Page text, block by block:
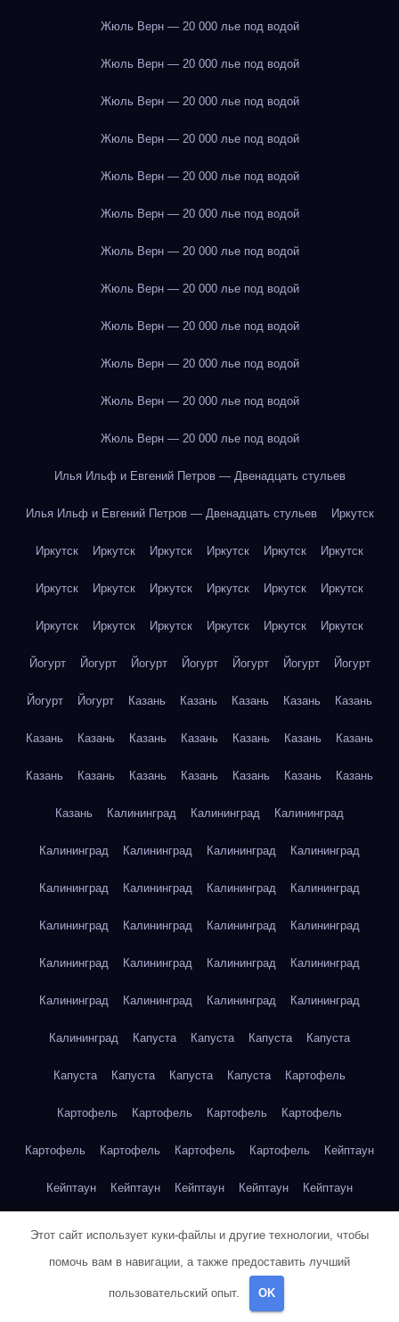
Жюль Верн — 20 000 лье под водой
Жюль Верн — 20 000 лье под водой
Жюль Верн — 20 000 лье под водой
Жюль Верн — 20 000 лье под водой
Жюль Верн — 20 000 лье под водой
Жюль Верн — 20 000 лье под водой
Жюль Верн — 20 000 лье под водой
Жюль Верн — 20 000 лье под водой
Жюль Верн — 20 000 лье под водой
Жюль Верн — 20 000 лье под водой
Жюль Верн — 20 000 лье под водой
Жюль Верн — 20 000 лье под водой
Илья Ильф и Евгений Петров — Двенадцать стульев
Илья Ильф и Евгений Петров — Двенадцать стульев Иркутск
Иркутск Иркутск Иркутск Иркутск Иркутск Иркутск
Иркутск Иркутск Иркутск Иркутск Иркутск Иркутск
Иркутск Иркутск Иркутск Иркутск Иркутск Иркутск
Йогурт Йогурт Йогурт Йогурт Йогурт Йогурт Йогурт
Йогурт Йогурт Казань Казань Казань Казань Казань
Казань Казань Казань Казань Казань Казань Казань
Казань Казань Казань Казань Казань Казань Казань
Казань Калининград Калининград Калининград
Калининград Калининград Калининград Калининград
Калининград Калининград Калининград Калининград
Калининград Калининград Калининград Калининград
Калининград Калининград Калининград Калининград
Калининград Калининград Калининград Калининград
Калининград Капуста Капуста Капуста Капуста
Капуста Капуста Капуста Капуста Картофель
Картофель Картофель Картофель Картофель
Картофель Картофель Картофель Картофель Кейптаун
Кейптаун Кейптаун Кейптаун Кейптаун Кейптаун
Кейптаун Кейптаун Кейптаун Кейптаун Кейптаун
Кейптаун Кейптаун Кейптаун
Этот сайт использует куки-файлы и другие технологии, чтобы
помочь вам в навигации, а также предоставить лучший
пользовательский опыт. OK